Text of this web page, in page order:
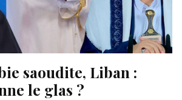
saoudite, Liban :
le glas ?